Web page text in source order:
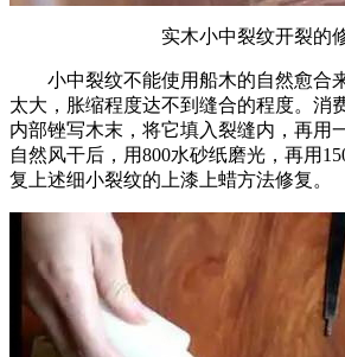
实木小中裂纹开裂的
小中裂纹不能使用船木的自然愈合来
太大，胀缩程度达不到缝合的程度。
内部锉写木末，将它填入裂缝内，再用一些胶
自然风干后，用800水砂纸磨光，再用
复上述细小裂纹的上漆上蜡方法修复。